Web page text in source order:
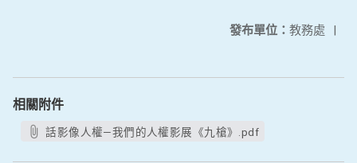
發布單位： 教務處 |
相關附件
話影像人權—我們的人權影展《九槍》.pdf